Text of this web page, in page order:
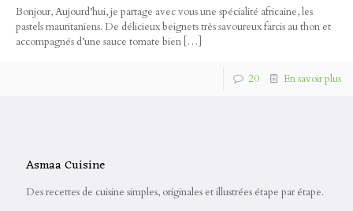
Bonjour, Aujourd’hui, je partage avec vous une spécialité africaine, les
pastels mauritaniens. De délicieux beignets très savoureux farcis au thon et
accompagnés d’une sauce tomate bien […]
20 En savoir plus
Asmaa Cuisine
Des recettes de cuisine simples, originales et illustrées étape par étape.